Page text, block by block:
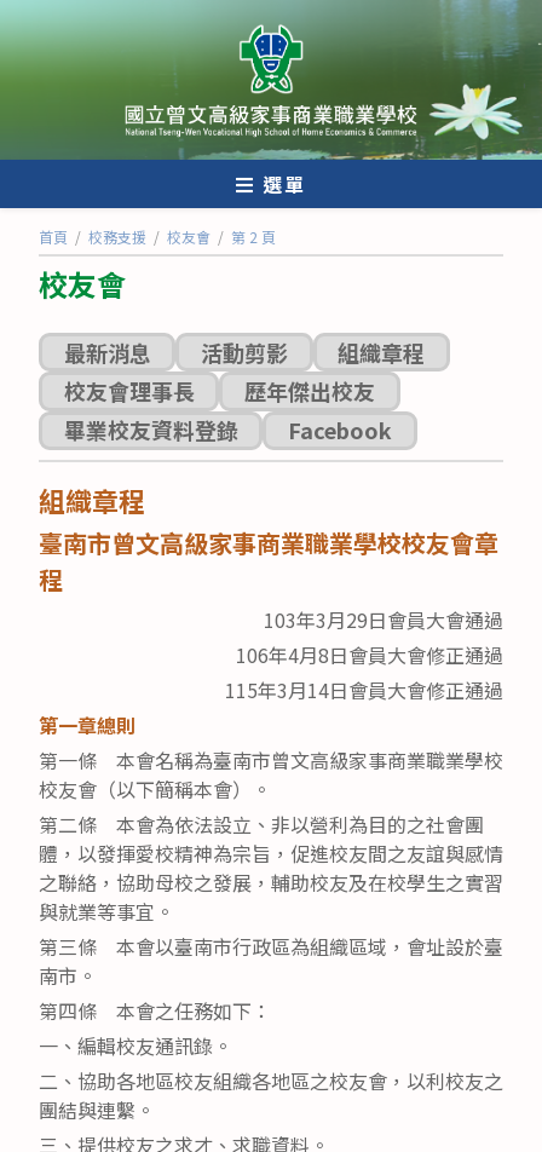
跳
轉
至
內
選單
校友會
首頁 / 校務支援 / 校友會 / 第 2 頁
最新消息 活動剪影
組織章程
校友會理事長
歷年傑出校友
畢業校友資料登錄
Facebook
組織章程
臺南市曾文高級家事商業職業學校校友會章
程
103年3月29日會員大會通過
106年4月8日會員大會修正通過
115年3月14日會員大會修正通過
第一章總則
第一條 本會名稱為臺南市曾文高級家事商業職業學校
校友會（以下簡稱本會）。
第二條 本會為依法設立、非以營利為目的之社會團
體，以發揮愛校精神為宗旨，促進校友間之友誼與感情
之聯絡，協助母校之發展，輔助校友及在校學生之實習
與就業等事宜。
第三條 本會以臺南市行政區為組織區域，會址設於臺
南市。
第四條 本會之任務如下：
一、編輯校友通訊錄。
二、協助各地區校友組織各地區之校友會，以利校友之
團結與連繫。
三、提供校友之求才、求職資料。